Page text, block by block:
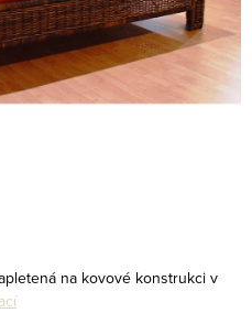
na kovové konstrukci v